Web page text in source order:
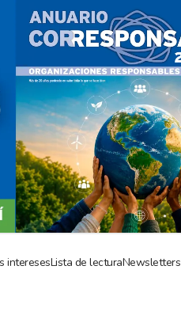
interesesLista de lecturaNewsletters